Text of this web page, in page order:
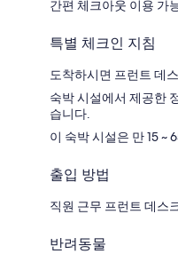
간편 체크아웃 이용 가
특별 체크인 지침
도착하시면 프런트 데
숙박 시설에서 제공한
습니다.
이 숙박 시설은 만 15 ~
출입 방법
직원 근무 프런트 데스
반려동물